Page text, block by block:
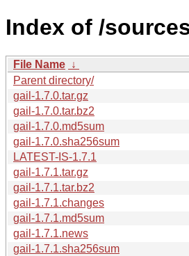
Index of /
File Name ↓
Parent directory/
gail-1.7.0.tar.gz
gail-1.7.0.tar.bz2
gail-1.7.0.md5sum
gail-1.7.0.sha256sum
LATEST-IS-1.7.1
gail-1.7.1.tar.gz
gail-1.7.1.tar.bz2
gail-1.7.1.changes
gail-1.7.1.md5sum
gail-1.7.1.news
gail-1.7.1.sha256sum